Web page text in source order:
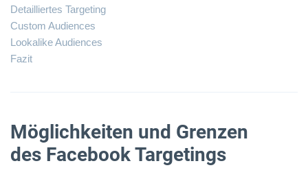
Detailliertes Targeting
Custom Audiences
Lookalike Audiences
Fazit
Möglichkeiten und Grenzen
des Facebook Targetings